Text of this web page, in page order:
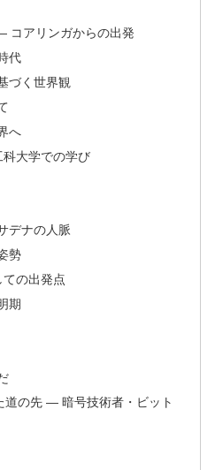
コアリンガからの出発
代
づく世界観
へ
大学での学び
デナの人脈
勢
の出発点
期
道の先 — 暗号技術者・ビット